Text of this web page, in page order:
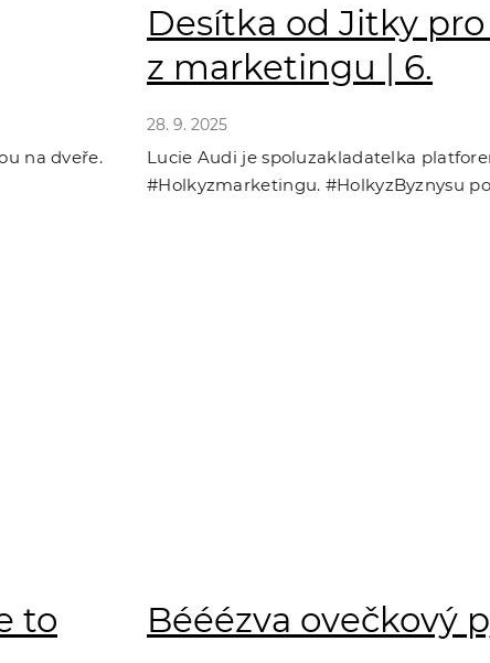
na dveře.
Desítka od Jitky
z marketingu | 6.
28. 9. 2025
Lucie Audi je spoluzakladatelka
#Holkyzmarketingu. #HolkyzByznysu
to
Bééézva ovečkový